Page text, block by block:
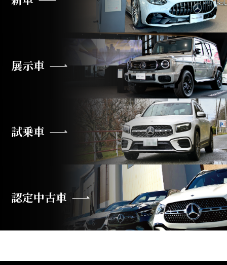
展示車
試乗車
認定中古車